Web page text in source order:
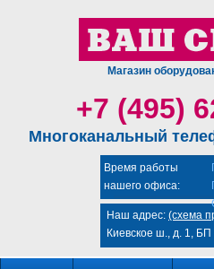
Магазин
+7 (495)
Многоканальный
Время работы
нашего офиса:
Наш адрес: (схема
Киевское ш., д. 1,